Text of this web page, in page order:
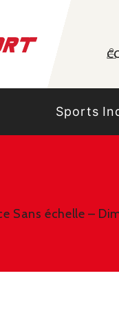
Sports
Sans échelle –